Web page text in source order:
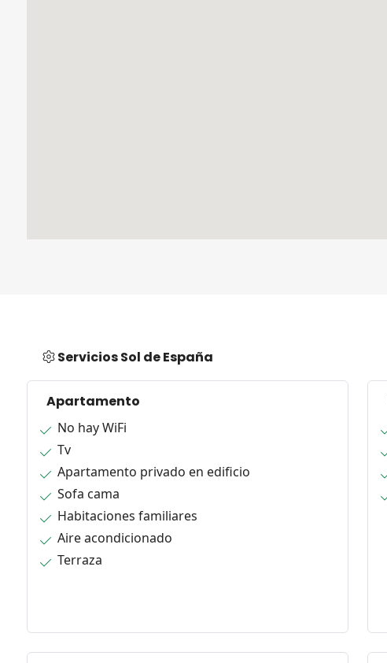
Servicios Sol de España
Apartamento
No hay WiFi
Tv
Apartamento privado en edificio
Sofa cama
Habitaciones familiares
Aire acondicionado
Terraza